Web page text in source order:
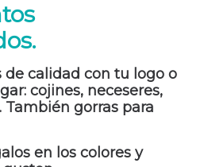
calidad con tu logo o
cojines, neceseres,
gorras para
en los colores y